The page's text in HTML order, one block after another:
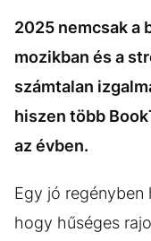
2025 nemcsak a
mozikban és a
számtalan
hiszen több
az évben.
Egy jó regényben
hogy hűséges